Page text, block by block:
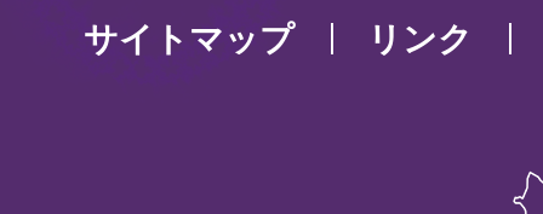
サイトマップ
リンク